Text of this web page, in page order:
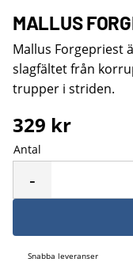
MALLUS
Mallus Forgepriest
slagfältet från
trupper i striden.
329 kr
Antal
-
Snabba leveranser